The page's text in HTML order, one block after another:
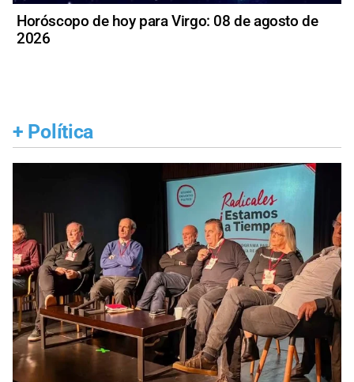
Horóscopo de hoy para Virgo: 08 de agosto de
2026
+ Política